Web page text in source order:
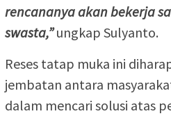
rencananya akan bekerja
swasta,”ungkap Sulyanto.
Reses tatap muka ini
jembatan antara
dalam mencari solusi atas